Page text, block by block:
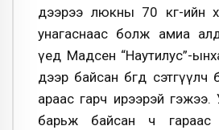
дээрээ люкны 70 кг-ийн
унагаснаас болж амиа
үед Мадсен “Наутилус”-
дээр байсан бөгөөд сэтгүүлч
араас гарч ирээрэй гэжээ.
барьж байсан ч гараас